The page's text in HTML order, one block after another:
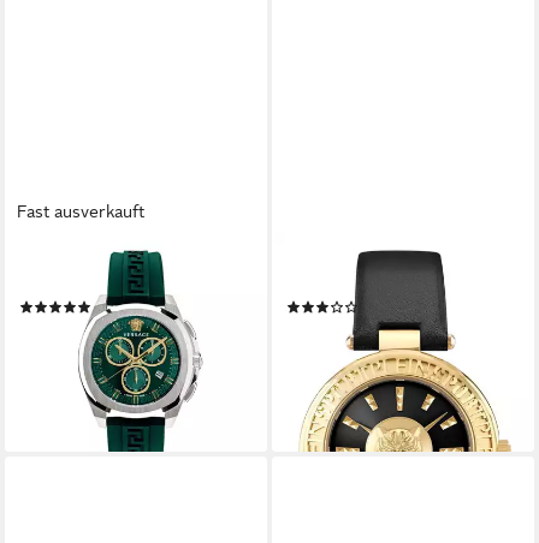
Fast ausverkauft
Schweizer Uhr Chrono Geo
(1)
625,00 € UVP1.060,00 €
lieferbar - in 2-3 Werktagen bei dir
PHILIPP PLEIN
Quarzuhr PSCEA0124
ab 129,09 € UVP199,00 €
lieferbar - in 2-3 Werktagen bei dir